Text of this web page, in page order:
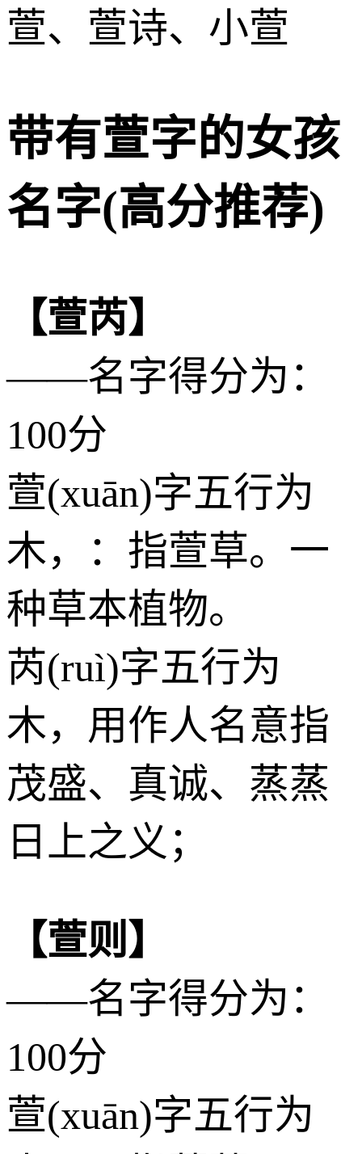
萱、萱诗、小萱
带有萱字的女孩
名字(高分推荐)
【萱芮】
——名字得分为：
100分
萱(xuān)字五行为
木，：指萱草。一
种草本植物。
芮(ruì)字五行为
木，用作人名意指
茂盛、真诚、蒸蒸
日上之义；
【萱则】
——名字得分为：
100分
萱(xuān)字五行为